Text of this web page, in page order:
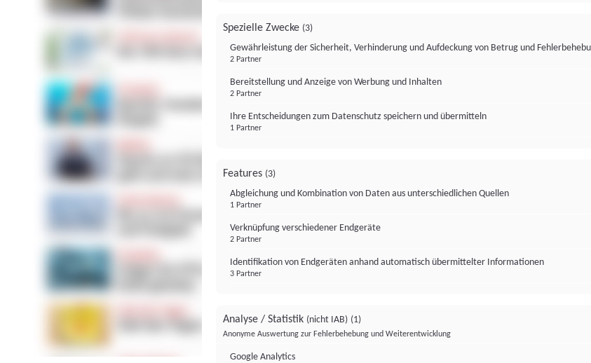
Spezielle Zwecke (3)
Gewährleistung der Sicherheit, Verhinderung und Aufdeckung von Betrug und
2 Partner
Bereitstellung und Anzeige von Werbung und Inhalten
2 Partner
Ihre Entscheidungen zum Datenschutz speichern und übermitteln
1 Partner
Features (3)
Abgleichung und Kombination von Daten aus unterschiedlichen Quellen
1 Partner
Verknüpfung verschiedener Endgeräte
2 Partner
Identifikation von Endgeräten anhand automatisch übermittelter Informationen
3 Partner
Analyse / Statistik (nicht IAB) (1)
Anonyme Auswertung zur Fehlerbehebung und Weiterentwicklung
Google Analytics